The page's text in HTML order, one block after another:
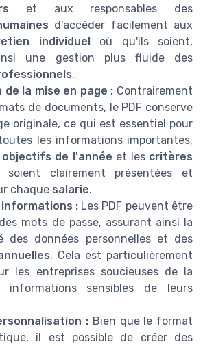
et aux responsables des
d'accéder facilement aux
individueloù qu'ils soient,
une gestion plus fluide des
.
la mise en page : Contrairement
de documents, le PDF conserve
originale, ce qui est essentiel pour
les informations importantes,
objectifs de l'année et les critères
soient clairement présentées et
chaque salarie.
:Les PDF peuvent être
mots de passe, assurant ainsi la
des données personnelles et des
. Cela est particulièrement
les entreprises soucieuses de la
informations sensibles de leurs
: Bien que le format
il est possible de créer des